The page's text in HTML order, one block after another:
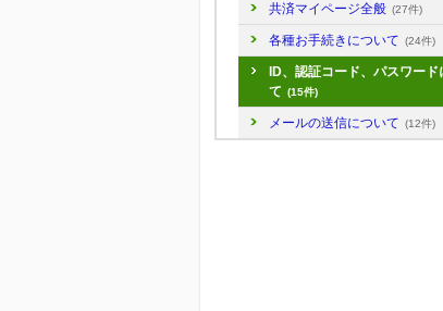
共済マイページ全般 (27件)
各種お手続きについて (24件)
ID、認証コード、パスワード
て (15件)
メールの送信について (12件)